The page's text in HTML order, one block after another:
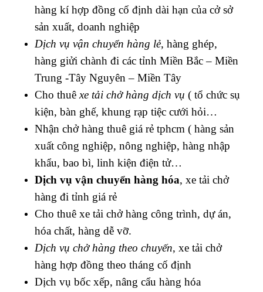
hàng kí hợp đồng cố định dài hạn của cở sở
sản xuất, doanh nghiệp
Dịch vụ vận chuyển hàng lẻ, hàng ghép,
hàng giửi chành đi các tỉnh Miền Bắc – Miền
Trung -Tây Nguyên – Miền Tây
Cho thuê xe tải chở hàng dịch vụ ( tổ chức sụ
kiện, bàn ghế, khung rạp tiệc cưới hỏi…
Nhận chở hàng thuê giá rẻ tphcm ( hàng sản
xuất công nghiệp, nông nghiệp, hàng nhập
khẩu, bao bì, linh kiện điện tử…
Dịch vụ vận chuyển hàng hóa, xe tải chở
hàng đi tỉnh giá rẻ
Cho thuê xe tải chở hàng công trình, dự án,
hóa chất, hàng dễ vỡ.
Dịch vụ chở hàng theo chuyến, xe tải chở
hàng hợp đồng theo tháng cố định
Dịch vụ bốc xếp, nâng cẩu hàng hóa